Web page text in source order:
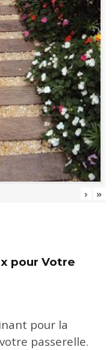
› »
pour Votre
pour la
passerelle.